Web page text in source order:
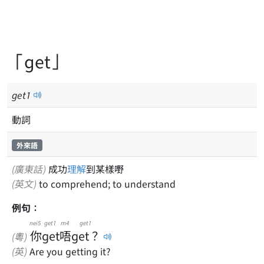
「get」
get1
動詞
外來語
(廣東話) 成功理解到某樣嘢
(英文) to comprehend; to understand
例句：
(粵) 你
nei5
get
get1
唔
m4
get？
get1
(英) Are you getting it?